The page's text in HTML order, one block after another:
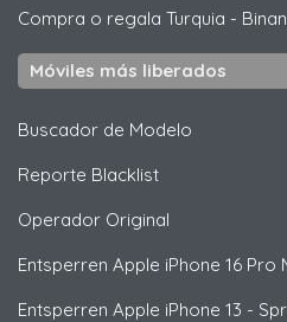
Compra o regala Turquia -
Móviles más liberados
Buscador de Modelo
Reporte Blacklist
Operador Original
Entsperren Apple iPhone 16 Pro
Entsperren Apple iPhone 13 -